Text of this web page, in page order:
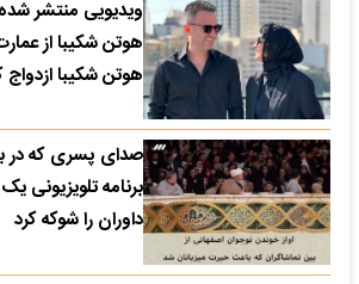
ویدیویی منتشر
هوتن شکیبا از
هوتن شکیبا ازدواج
صدای پسری که در
برنامه تلویزیونی
داوران را شوکه کرد